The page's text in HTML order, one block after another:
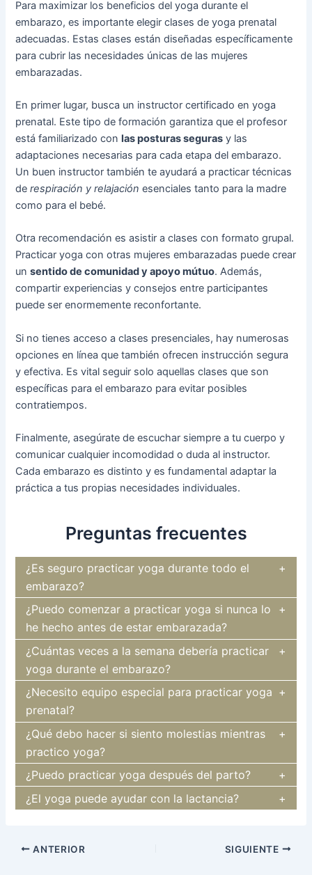
Para maximizar los beneficios del yoga durante el
embarazo, es importante elegir clases de yoga prenatal
adecuadas. Estas clases están diseñadas específicamente
para cubrir las necesidades únicas de las mujeres
embarazadas.
En primer lugar, busca un instructor certificado en yoga
prenatal. Este tipo de formación garantiza que el profesor
está familiarizado conlas posturas seguras y las
adaptaciones necesarias para cada etapa del embarazo.
Un buen instructor también te ayudará a practicar técnicas
derespiración y relajación esenciales tanto para la madre
como para el bebé.
Otra recomendación es asistir a clases con formato grupal.
Practicar yoga con otras mujeres embarazadas puede crear
unsentido de comunidad y apoyo mútuo. Además,
compartir experiencias y consejos entre participantes
puede ser enormemente reconfortante.
Si no tienes acceso a clases presenciales, hay numerosas
opciones en línea que también ofrecen instrucción segura
y efectiva. Es vital seguir solo aquellas clases que son
específicas para el embarazo para evitar posibles
contratiempos.
Finalmente, asegúrate de escuchar siempre a tu cuerpo y
comunicar cualquier incomodidad o duda al instructor.
Cada embarazo es distinto y es fundamental adaptar la
práctica a tus propias necesidades individuales.
Preguntas frecuentes
¿Es seguro practicar yoga durante todo el
embarazo?
¿Puedo comenzar a practicar yoga si nunca lo
he hecho antes de estar embarazada?
¿Cuántas veces a la semana debería practicar
yoga durante el embarazo?
¿Necesito equipo especial para practicar yoga
prenatal?
¿Qué debo hacer si siento molestias mientras
practico yoga?
¿Puedo practicar yoga después del parto?
¿El yoga puede ayudar con la lactancia?
Navegación
ANTERIOR SIGUIENTE